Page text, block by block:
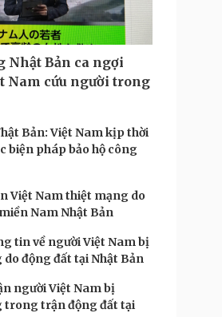
Nhật Bản ca ngợi
Nam cứu người trong
Bản: Việt Nam kịp thời
biện pháp bảo hộ công
Việt Nam thiệt mạng do
Nam Nhật Bản
tin về người Việt Nam bị
động đất tại Nhật Bản
người Việt Nam bị
trong trận động đất tại